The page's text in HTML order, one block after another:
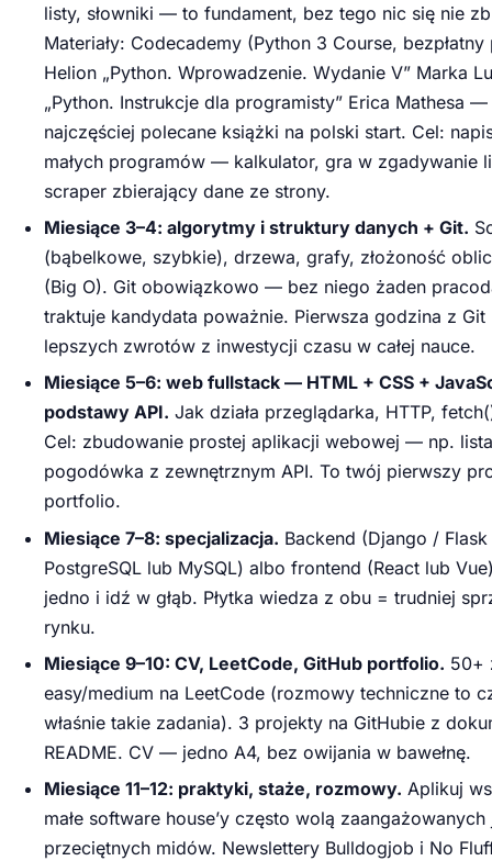
listy, słowniki — to fundament, bez tego nic się nie
Materiały: Codecademy (Python 3 Course,
Helion „Python. Wprowadzenie. Wydanie V” Marka
„Python. Instrukcje dla programisty” Erica Mathesa
najczęściej polecane książki na polski start. Cel:
małych programów — kalkulator, gra w zgadywanie
scraper zbierający dane ze strony.
Miesiące 3–4: algorytmy i struktury danych + Git.
(bąbelkowe, szybkie), drzewa, grafy, złożoność
(Big O). Git obowiązkowo — bez niego żaden
traktuje kandydata poważnie. Pierwsza godzina z Git
lepszych zwrotów z inwestycji czasu w całej nauce.
Miesiące 5–6: web fullstack — HTML + CSS +
podstawy API. Jak działa przeglądarka, HTTP,
Cel: zbudowanie prostej aplikacji webowej — np.
pogodówka z zewnętrznym API. To twój pierwszy
portfolio.
Miesiące 7–8: specjalizacja. Backend (Django /
PostgreSQL lub MySQL) albo frontend (React lub
jedno i idź w głąb. Płytka wiedza z obu = trudniej
rynku.
Miesiące 9–10: CV, LeetCode, GitHub portfolio. 50+
easy/medium na LeetCode (rozmowy techniczne to
właśnie takie zadania). 3 projekty na GitHubie z
README. CV — jedno A4, bez owijania w bawełnę.
Miesiące 11–12: praktyki, staże, rozmowy. Aplikuj
małe software house’y często wolą
przeciętnych midów. Newslettery Bulldogjob i No